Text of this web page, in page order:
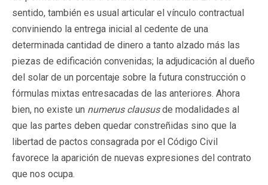
sentido, también es usual articular el vínculo contractual
conviniendo la entrega inicial al cedente de una
determinada cantidad de dinero a tanto alzado más las
piezas de edificación convenidas; la adjudicación al dueño
del solar de un porcentaje sobre la futura construcción o
fórmulas mixtas entresacadas de las anteriores. Ahora
bien, no existe un numerus claususde modalidades al
que las partes deben quedar constreñidas sino que la
libertad de pactos consagrada por el Código Civil
favorece la aparición de nuevas expresiones del contrato
que nos ocupa.